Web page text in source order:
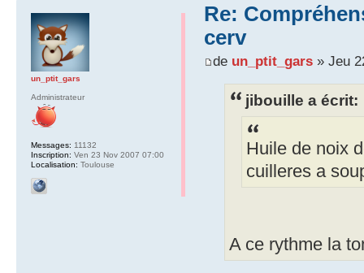
Re:
cerv
de un_ptit_gars» Jeu
jibouille a écrit:
Huile de noix
cuilleres a
A ce rythme la
un_ptit_gars
Administrateur
Messages: 11132
Inscription: Ven 23 Nov 2007 07:00
Localisation: Toulouse